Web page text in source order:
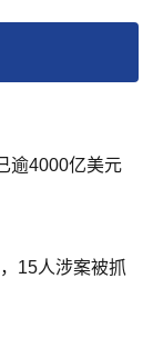
逾4000亿美元
15人涉案被抓